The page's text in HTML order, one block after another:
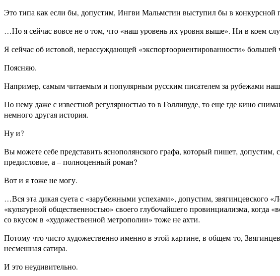
Это типа как если бы, допустим, Ингви Мальмстин выступил бы в
…Но я сейчас вовсе не о том, что «наш уровень их уровня выше». Ни в коем
Я сейчас об истовой, нерассуждающей «экспортоориентированности»
Поясняю.
Например, самым читаемым и популярным русским писателем за рубежами
По нему даже с известной регулярностью то в Голливуде, то еще где кино
немного другая история.
Ну и?
Вы можете себе представить яснополянского графа, который пишет,
предисловие, а – полноценный роман?
Вот и я тоже не могу.
…Вся эта дикая суета с «зарубежными успехами», допустим, звягинцевского
«культурной общественностью» своего глубочайшего провинциализма,
со вкусом в «художественной метрополии» тоже не ахти.
Потому что чисто художественно именно в этой картине, в общем-то,
несмешная сатира.
И это неудивительно.